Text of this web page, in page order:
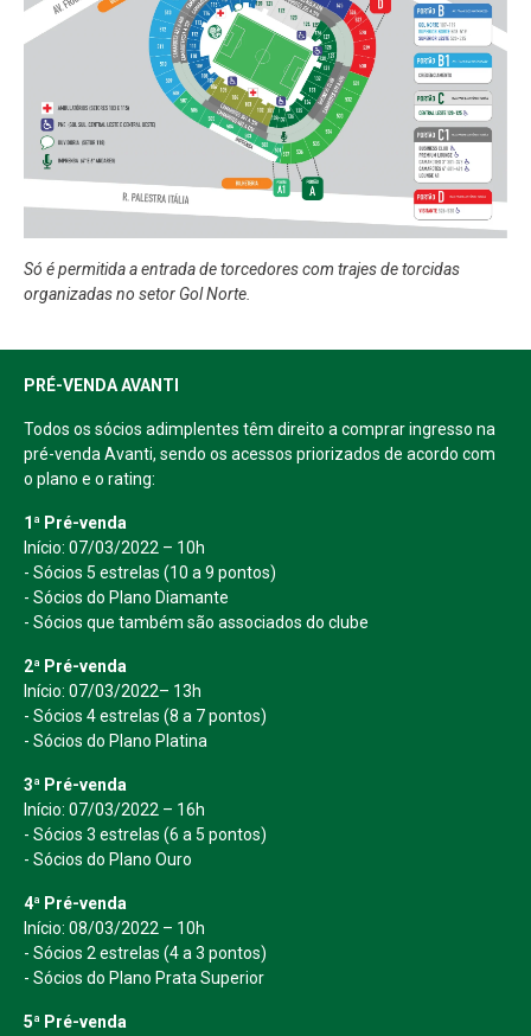
Só é permitida a entrada de torcedores com trajes de torcidas
organizadas no setor Gol Norte.
PRÉ-VENDA AVANTI
Todos os sócios adimplentes têm direito a comprar ingresso na
pré-venda Avanti, sendo os acessos priorizados de acordo com
o plano e o rating:
1ª Pré-venda
Início: 07/03/2022 – 10h
- Sócios 5 estrelas (10 a 9 pontos)
- Sócios do Plano Diamante
- Sócios que também são associados do clube
2ª Pré-venda
Início: 07/03/2022– 13h
- Sócios 4 estrelas (8 a 7 pontos)
- Sócios do Plano Platina
3ª Pré-venda
Início: 07/03/2022 – 16h
- Sócios 3 estrelas (6 a 5 pontos)
- Sócios do Plano Ouro
4ª Pré-venda
Início: 08/03/2022 – 10h
- Sócios 2 estrelas (4 a 3 pontos)
- Sócios do Plano Prata Superior
5ª Pré-venda